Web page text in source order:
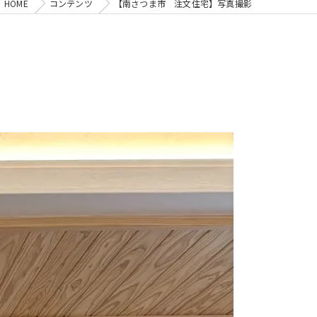
HOME コンテンツ 【南さつま市 注文住宅】写真撮影